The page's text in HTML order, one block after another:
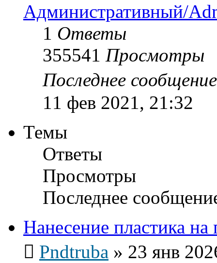
Административный/
1 Ответы
355541 Просмотры
Последнее
11 фев 2021, 21:32
Темы
Ответы
Просмотры
Последнее
Нанесение пластика на
Pndtruba » 23 янв